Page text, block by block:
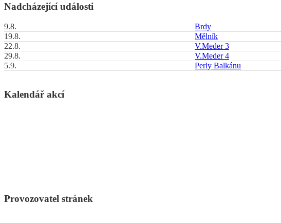
Nadcházející události
9.8.
Brdy
19.8.
Mělník
22.8.
V.Meder 3
29.8.
V.Meder 4
5.9.
Perly Balkánu
Kalendář akcí
Provozovatel stránek